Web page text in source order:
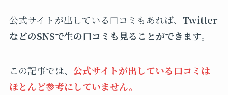
公式サイトが出している口コミもあれば、 Twitter
などのSNSで生の口コミも見ることができます。
この記事では、 公式サイトが出している口コミは
ほとんど参考にしていません。